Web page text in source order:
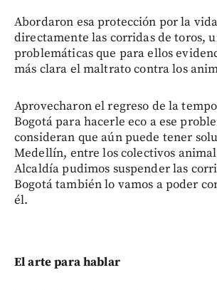
Abordaron esa protección por la
directamente las corridas de toros,
problemáticas que para ellos
más clara el maltrato contra los
Aprovecharon el regreso de la
Bogotá para hacerle eco a ese
consideran que aún puede tener
Medellín, entre los colectivos
Alcaldía pudimos suspender las
Bogotá también lo vamos a poder
él.
El arte para hablar